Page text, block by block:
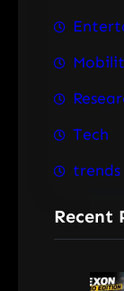
Tech
trends
Recent